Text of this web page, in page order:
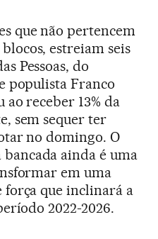
que não pertencem
estreiam seis
Pessoas, do
populista Franco
receber 13% da
sem sequer ter
no domingo. O
ainda é uma
em uma
força que inclinará a
2022-2026.